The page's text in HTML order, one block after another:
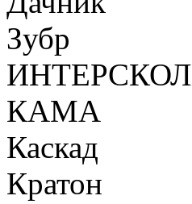
Зубр
ИНТЕРСКОЛ
КАМА
Каскад
Кратон